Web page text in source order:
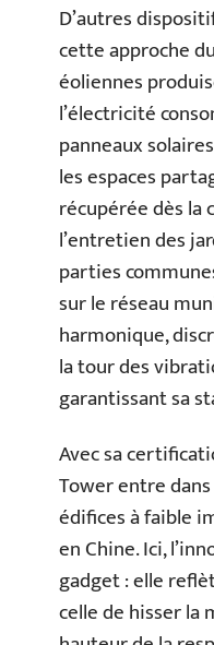
D’autres
cette approche
éoliennes
l’électricité
panneaux
les espaces
récupérée dès la
l’entretien des
parties
sur le réseau
harmonique,
la tour des
garantissant sa
Avec sa
Tower entre
édifices à faible
en Chine. Ici,
gadget : elle
celle de hisser la